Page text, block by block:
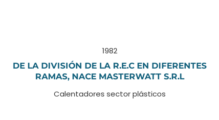
1982
DE LA DIVISIÓN DE LA R.E.C EN DIFERENTES
RAMAS, NACE MASTERWATT S.R.L
Calentadores sector plásticos